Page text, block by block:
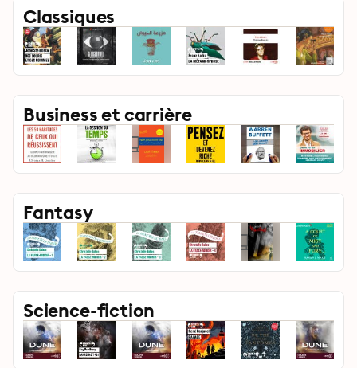
Classiques
Business et carrière
Fantasy
Science-fiction